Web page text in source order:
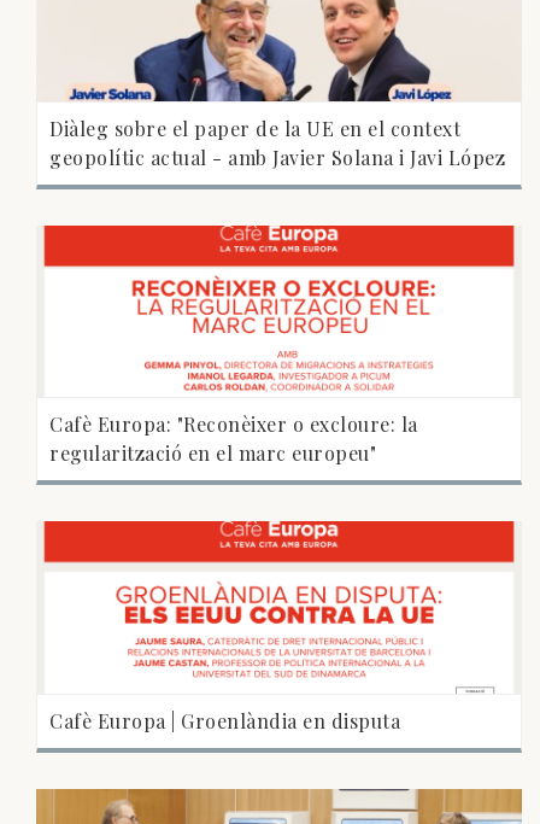
Diàleg sobre el paper de la UE en el context
geopolític actual - amb Javier Solana i Javi López
Cafè Europa: "Reconèixer o excloure: la
regularització en el marc europeu"
Cafè Europa | Groenlàndia en disputa